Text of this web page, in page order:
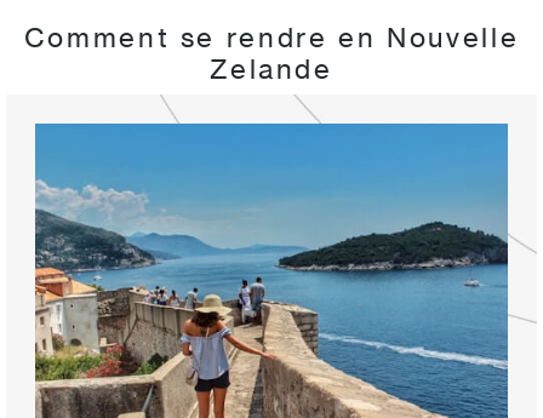
Comment se rendre en Nouvelle
Zelande